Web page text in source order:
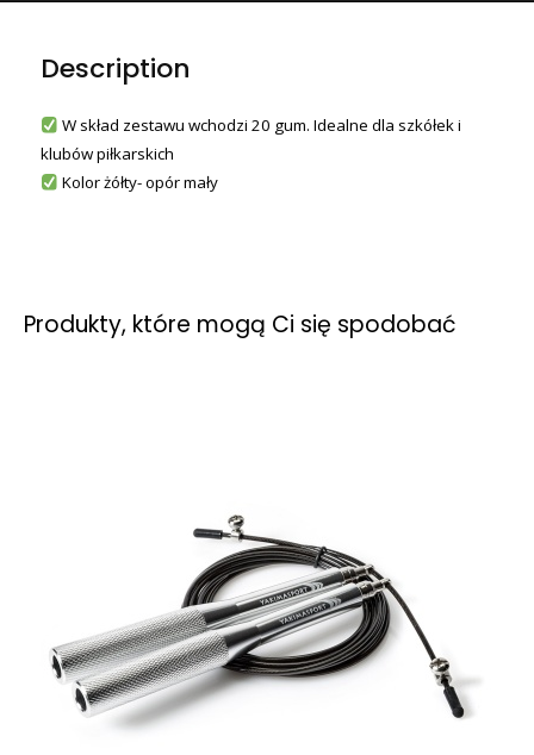
Description
W skład zestawu wchodzi 20 gum. Idealne dla szkółek i
klubów piłkarskich
Kolor żółty- opór mały
Produkty, które mogą Ci się spodobać